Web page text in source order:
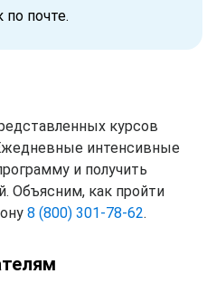
по почте.
курсов
интенсивные
и получить
Объясним, как пройти
8 (800) 301-78-62.